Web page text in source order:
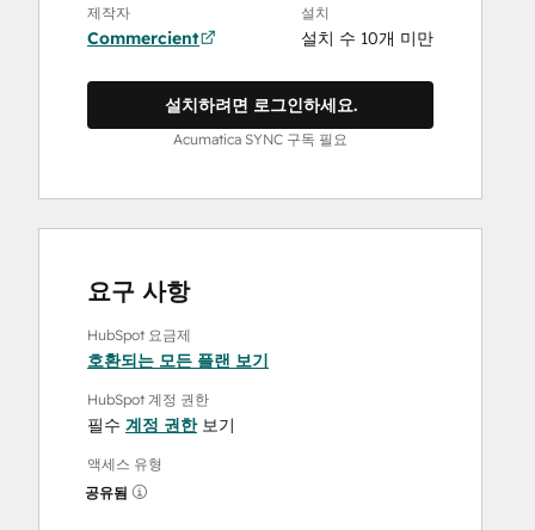
제작자
Commercient
설치
설치 수 10개 미만
설치하려면 로그인하세요.
Acumatica SYNC 구독 필요
요구 사항
HubSpot 요금제
호환되는 모든 플랜 보기
HubSpot 계정 권한
필수 계정 권한보기
액세스 유형
공유됨